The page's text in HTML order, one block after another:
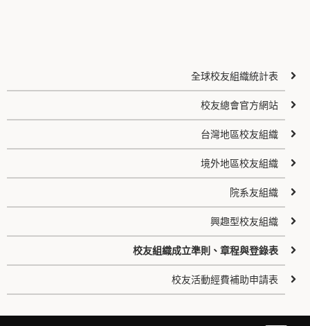
全球校友組織統計表
校友總會官方網站
台灣地區校友組織
境外地區校友組織
院系友組織
興趣型校友組織
校友組織成立準則、章程與登錄表
校友活動經費補助申請表